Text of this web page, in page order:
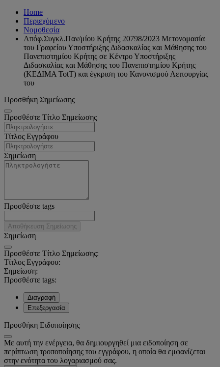
Home
Περιεχόμενο
Νομοθεσία
Απόφ.Συγκλ.Παν/μίου Κρήτης 20798/2023 Μετονομασία
του Γραφείου Υποστήριξης Διδασκαλίας και Μάθησης του
Πανεπιστημίου Κρήτης σε Κέντρο Υποστήριξης
Διδασκαλίας και Μάθησης του Πανεπιστημίου Κρήτης
(ΚΕΔΙΜΑ TotΤ) και έγκριση του Κανονισμού Λειτουργίας
του
Προσθήκη Σημείωσης
Προσθέστε Τίτλο Σημείωσης
Τίτλος Εγγράφου
Σημείωση
Προσθέστε tags
Αποθήκευση Σημείωσης
Σημείωση
Προσθέστε Τίτλο Σημείωσης:
Τίτλος Εγγράφου:
Σημείωση:
Προσθέστε tags:
Διαγραφή
Επεξεργασία
Προσθήκη Ειδοποίησης
Με αυτή την ενέργεια, θα δημιουργηθεί μια ειδοποίηση σε
περίπτωση τροποποίησης του εγγράφου, η οποία θα εμφανίζεται
στην ενότητα του λογαριασμού σας.